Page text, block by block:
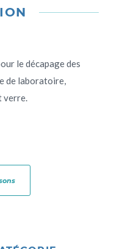
le décapage des
de laboratoire,
verre.